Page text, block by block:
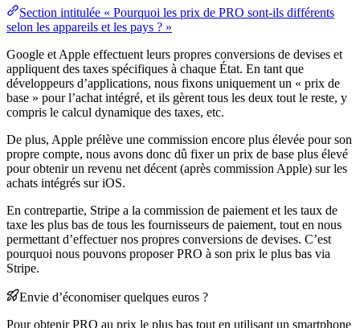
Section intitulée « Pourquoi les prix de PRO sont-ils différents
selon les appareils et les pays ? »
Google et Apple effectuent leurs propres conversions de devises et
appliquent des taxes spécifiques à chaque État. En tant que
développeurs d’applications, nous fixons uniquement un « prix de
base » pour l’achat intégré, et ils gèrent tous les deux tout le reste, y
compris le calcul dynamique des taxes, etc.
De plus, Apple prélève une commission encore plus élevée pour son
propre compte, nous avons donc dû fixer un prix de base plus élevé
pour obtenir un revenu net décent (après commission Apple) sur les
achats intégrés sur iOS.
En contrepartie, Stripe a la commission de paiement et les taux de
taxe les plus bas de tous les fournisseurs de paiement, tout en nous
permettant d’effectuer nos propres conversions de devises. C’est
pourquoi nous pouvons proposer PRO à son prix le plus bas via
Stripe.
Envie d’économiser quelques euros ?
Pour obtenir PRO au prix le plus bas tout en utilisant un smartphone